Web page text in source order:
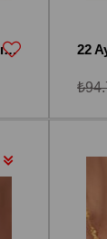
22 Ayar Çeyrek Reşat Altınlı Dorika Toplu Kolye